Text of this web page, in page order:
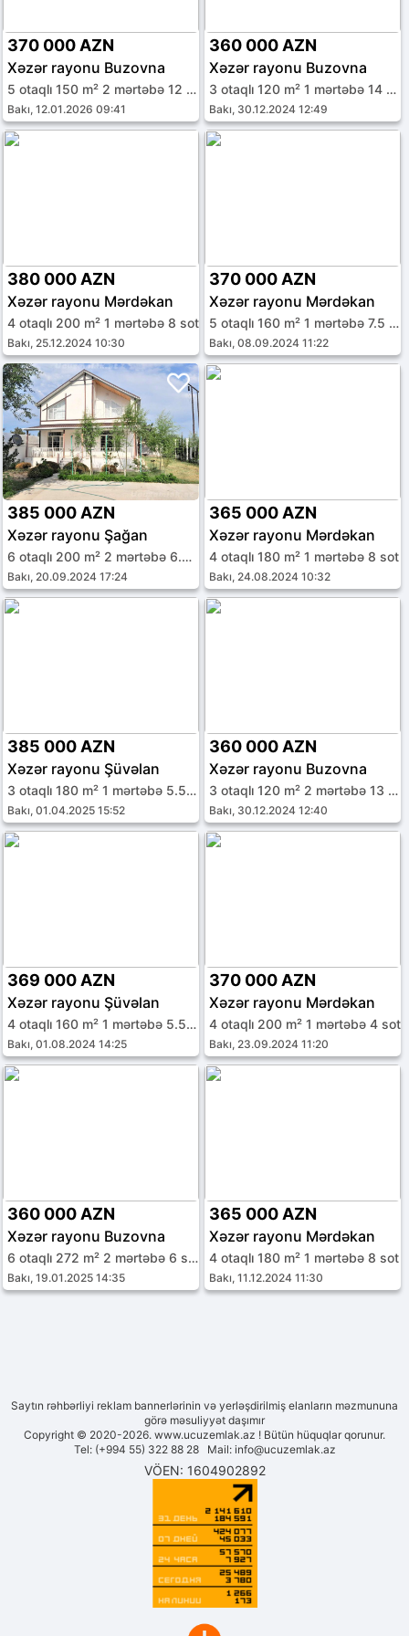
370 000 AZN
Xəzər rayonu Buzovna
5 otaqlı 150 m² 2 mərtəbə 12 sot
Bakı, 12.01.2026 09:41
360 000 AZN
Xəzər rayonu Buzovna
3 otaqlı 120 m² 1 mərtəbə 14 sot
Bakı, 30.12.2024 12:49
380 000 AZN
Xəzər rayonu Mərdəkan
4 otaqlı 200 m² 1 mərtəbə 8 sot
Bakı, 25.12.2024 10:30
370 000 AZN
Xəzər rayonu Mərdəkan
5 otaqlı 160 m² 1 mərtəbə 7.5 sot
Bakı, 08.09.2024 11:22
385 000 AZN
Xəzər rayonu Şağan
6 otaqlı 200 m² 2 mərtəbə 6.5 sot
Bakı, 20.09.2024 17:24
365 000 AZN
Xəzər rayonu Mərdəkan
4 otaqlı 180 m² 1 mərtəbə 8 sot
Bakı, 24.08.2024 10:32
385 000 AZN
Xəzər rayonu Şüvəlan
3 otaqlı 180 m² 1 mərtəbə 5.5 sot
Bakı, 01.04.2025 15:52
360 000 AZN
Xəzər rayonu Buzovna
3 otaqlı 120 m² 2 mərtəbə 13 sot
Bakı, 30.12.2024 12:40
369 000 AZN
Xəzər rayonu Şüvəlan
4 otaqlı 160 m² 1 mərtəbə 5.5 sot
Bakı, 01.08.2024 14:25
370 000 AZN
Xəzər rayonu Mərdəkan
4 otaqlı 200 m² 1 mərtəbə 4 sot
Bakı, 23.09.2024 11:20
360 000 AZN
Xəzər rayonu Buzovna
6 otaqlı 272 m² 2 mərtəbə 6 sot
Bakı, 19.01.2025 14:35
365 000 AZN
Xəzər rayonu Mərdəkan
4 otaqlı 180 m² 1 mərtəbə 8 sot
Bakı, 11.12.2024 11:30
Saytın rəhbərliyi reklam bannerlərinin və yerləşdirilmiş elanların məzmununa
görə məsuliyyət daşımır
Copyright © 2020-2026. www.ucuzemlak.az ! Bütün hüquqlar qorunur.
Tel: (+994 55) 322 88 28 Mail: info@ucuzemlak.az
VÖEN: 1604902892